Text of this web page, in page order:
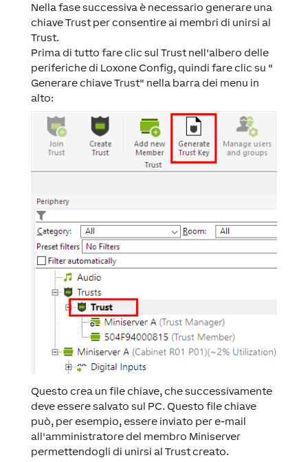
Nella fase successiva è necessario generare una
chiave Trust per consentire ai membri di unirsi al
Trust.
Prima di tutto fare clic sul Trust nell'albero delle
periferiche di Loxone Config, quindi fare clic su "
Generare chiave Trust" nella barra dei menu in
alto:
Questo crea un file chiave, che successivamente
deve essere salvato sul PC. Questo file chiave
può, per esempio, essere inviato per e-mail
all'amministratore del membro Miniserver
permettendogli di unirsi al Trust creato.